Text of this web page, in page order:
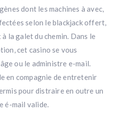
dont les machines à avec,
selon le blackjack offert,
la galet du chemin. Dans le
cet casino se vous
ou le administre e-mail.
en compagnie de entretenir
pour distraire en outre un
é-mail valide.